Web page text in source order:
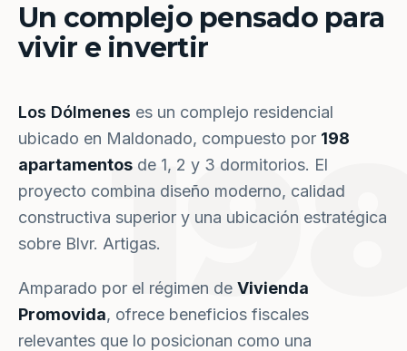
Un complejo pensado para
vivir e invertir
Los Dólmenes es un complejo residencial
ubicado en Maldonado, compuesto por 198
apartamentos de 1, 2 y 3 dormitorios. El
proyecto combina diseño moderno, calidad
constructiva superior y una ubicación estratégica
sobre Blvr. Artigas.
Amparado por el régimen de Vivienda
Promovida, ofrece beneficios fiscales
relevantes que lo posicionan como una